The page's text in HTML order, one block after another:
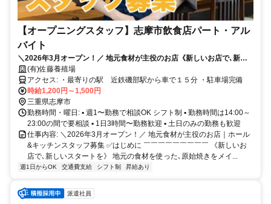
【オープニングスタッフ】志摩市飲食店パート・アル
バイト
＼2026年3月オープン！／ 地元食材が主役のお店《新しいお店で､新し
いスタートを》
(有)佐藤養殖場
アクセス: ・最寄りの駅 近鉄磯部駅から車で１５分 ・駐車場完備
時給1,200円～1,500円
三重県志摩市
勤務時間・曜日: ▪ 週1〜勤務で相談OK シフト制 ▪ 勤務時間は14:00～
23:00の間で要相談 ▪ 1日3時間〜勤務歓迎 ▪ 土日のみの勤務も歓迎
仕事内容: ＼2026年3月オープン！／ 地元食材が主役のお店｜ホール
&キッチンスタッフ募集 ✅はじめに ￣￣￣￣￣￣￣￣￣ 《新しいお
店で､新しいスタートを》 地元の食材を使った､原始焼きをメイ...
週1日からOK 交通費支給 シフト制 昇給あり
派遣社員